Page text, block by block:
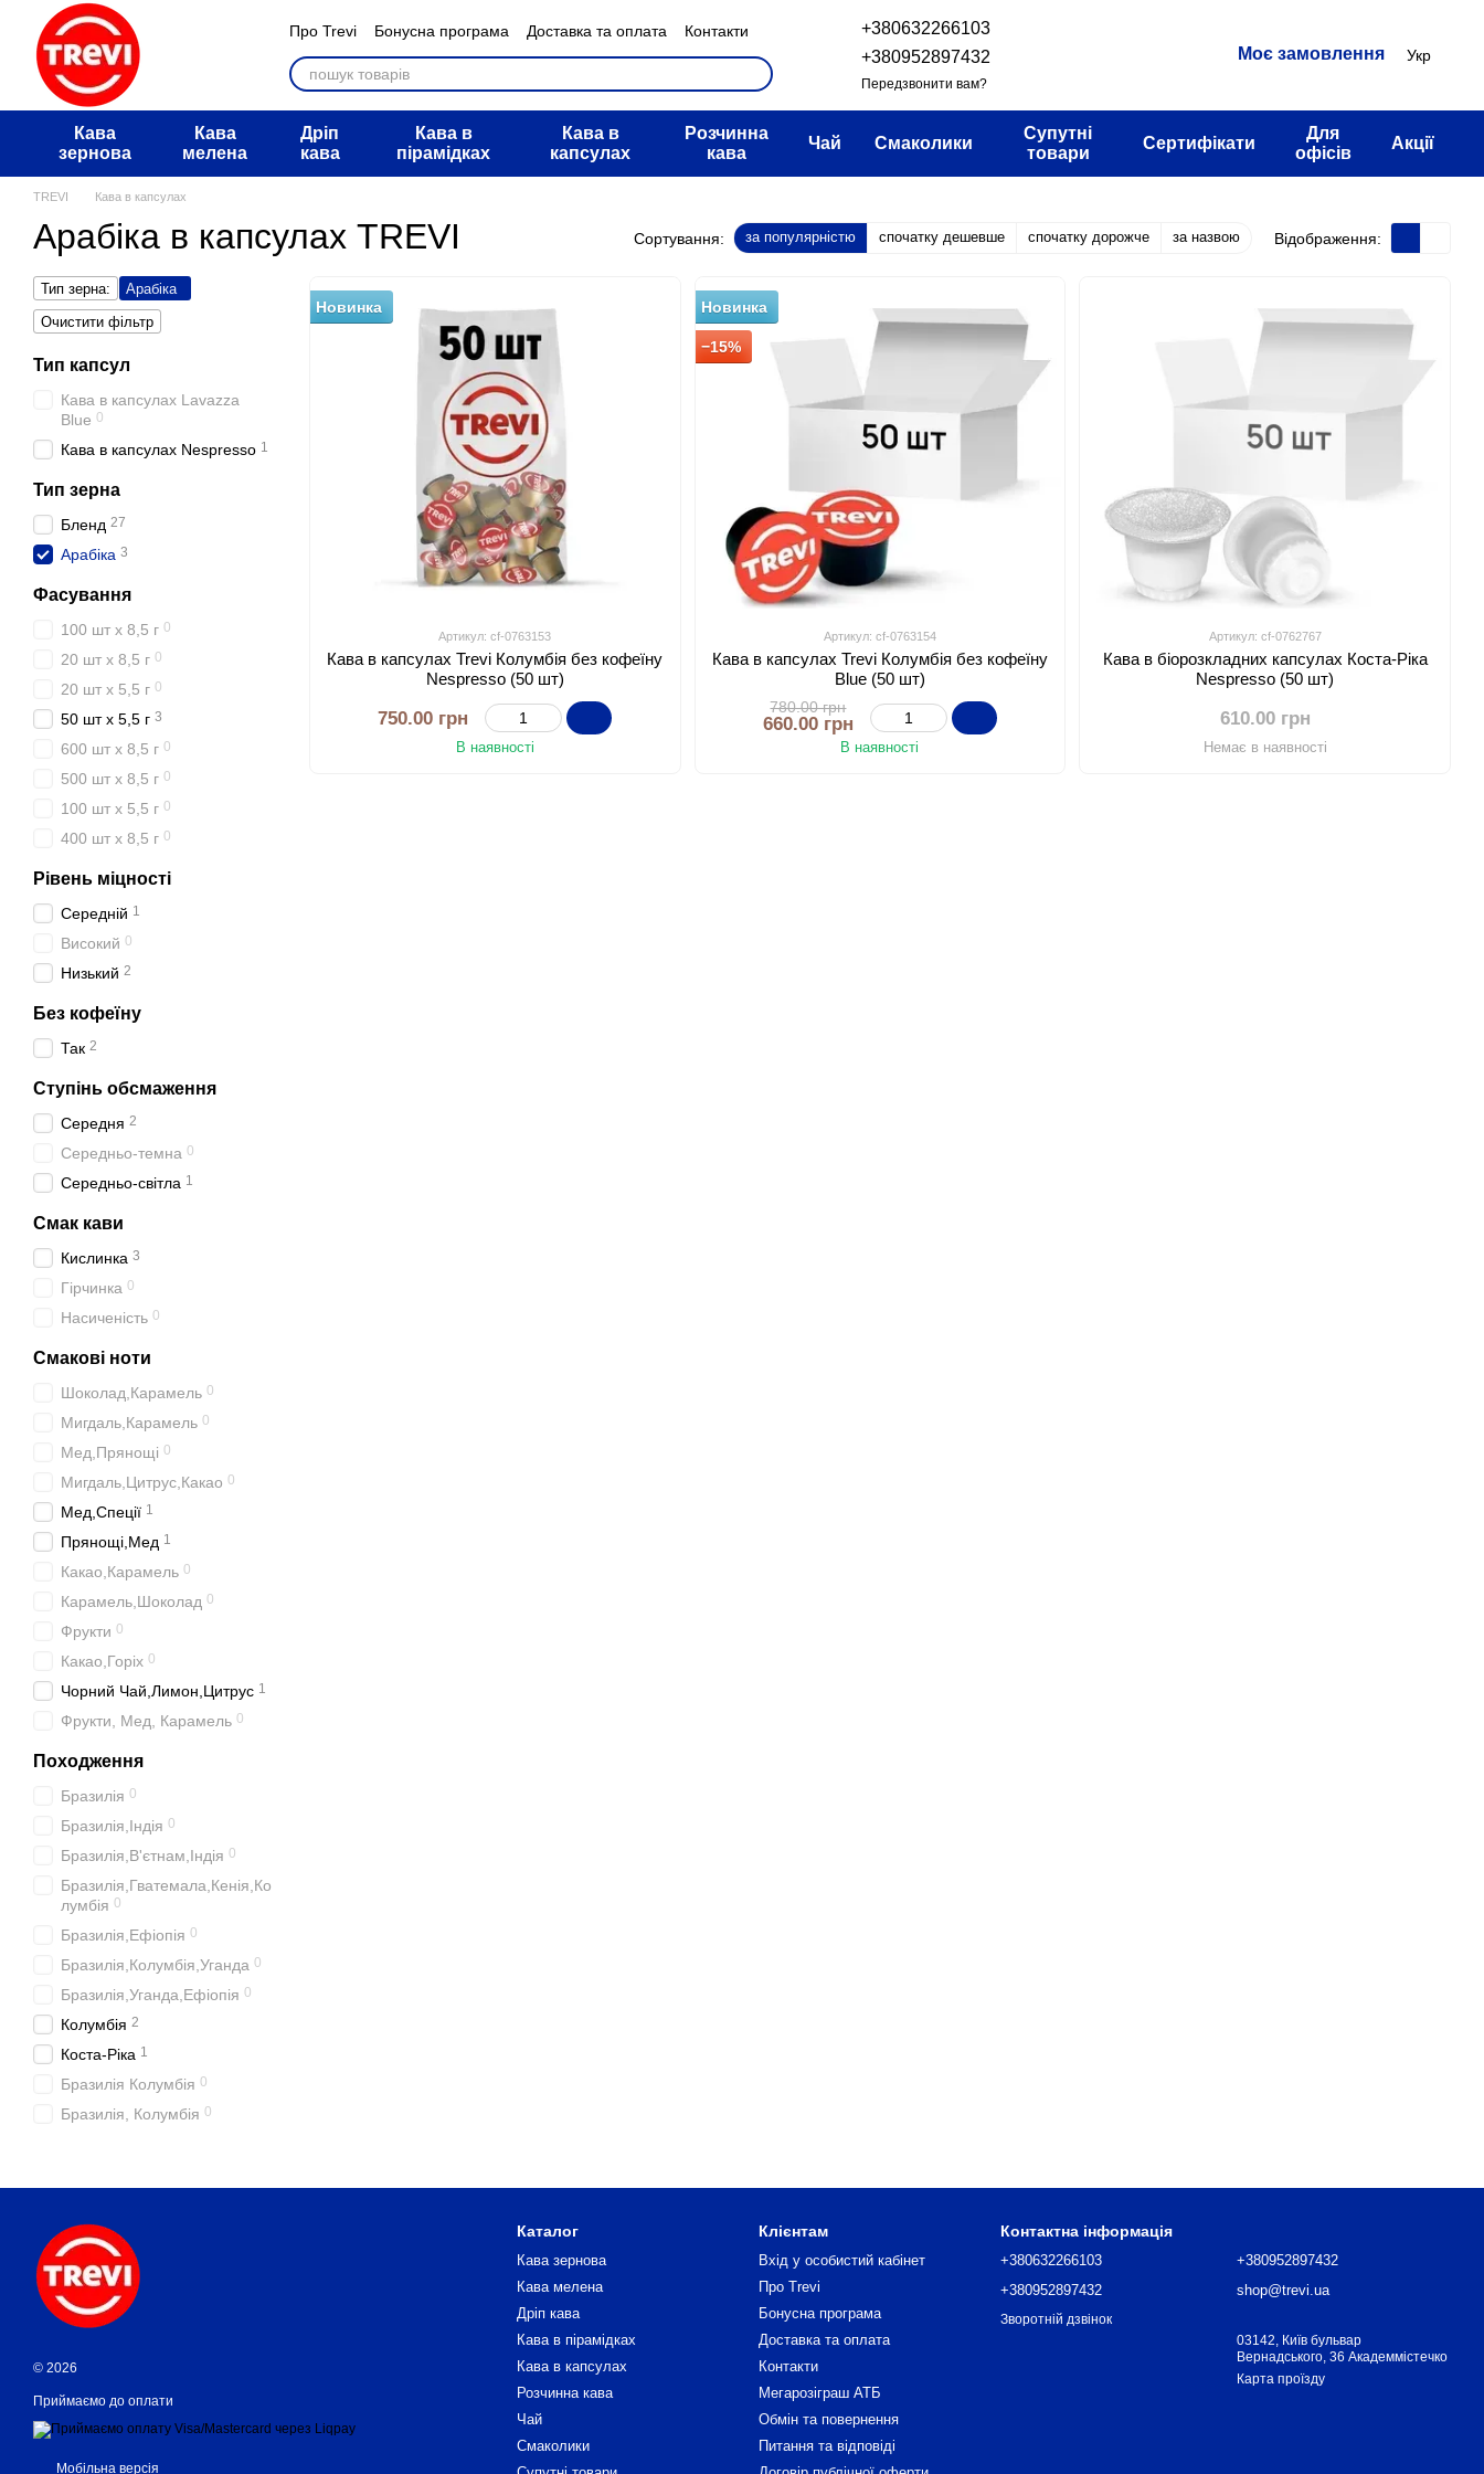
Перейти к основному контенту
Про Trevi Бонусна програма Доставка та оплата
Контакти
Мегарозіграш АТБ
Обмін та повернення
Питання та відповіді
+380632266103
+380952897432
Передзвонити вам?
Моє замовлення Укр
Кава
зернова
Кава
мелена
Дріп
кава
Кава в
пірамідках
Кава в
капсулах
Розчинна
кава
Чай Смаколики
Супутні
товари
Сертифікати
Для
офісів
Акції
TREVI Кава в капсулах
Арабіка в капсулах TREVI Сортування: за популярністю спочатку дешевше спочатку дорожче за назвою Відображення:
Новинка
Артикул: cf-0763153
Кава в капсулах Trevi Колумбія без кофеїну
Nespresso (50 шт)
750.00 грн
В наявності
Новинка
−15%
Артикул: cf-0763154
Кава в капсулах Trevi Колумбія без кофеїну
Blue (50 шт)
780.00 грн
660.00 грн
В наявності
Артикул: cf-0762767
Кава в біорозкладних капсулах Коста-Ріка
Nespresso (50 шт)
610.00 грн
Немає в наявності
Тип зерна:
Арабіка
Очистити фільтр
Тип капсул
Кава в капсулах Lavazza
Blue 0
Кава в капсулах Nespresso 1
Тип зерна
Бленд 27
Арабіка 3
Фасування
100 шт х 8,5 г 0
20 шт х 8,5 г 0
20 шт х 5,5 г 0
50 шт x 5,5 г 3
600 шт х 8,5 г 0
500 шт х 8,5 г 0
100 шт x 5,5 г 0
400 шт х 8,5 г 0
Рівень міцності
Середній 1
Високий 0
Низький 2
Без кофеїну
Так 2
Ступінь обсмаження
Середня 2
Середньо-темна 0
Середньо-світла 1
Смак кави
Кислинка 3
Гірчинка 0
Насиченість 0
Смакові ноти
Шоколад,Карамель 0
Мигдаль,Карамель 0
Мед,Прянощі 0
Мигдаль,Цитрус,Какао 0
Мед,Спеції 1
Прянощі,Мед 1
Какао,Карамель 0
Карамель,Шоколад 0
Фрукти 0
Какао,Горіх 0
Чорний Чай,Лимон,Цитрус 1
Фрукти, Мед, Карамель 0
Походження
Бразилія 0
Бразилія,Індія 0
Бразилія,В'єтнам,Індія 0
Бразилія,Гватемала,Кенія,Ко
лумбія 0
Бразилія,Ефіопія 0
Бразилія,Колумбія,Уганда 0
Бразилія,Уганда,Ефіопія 0
Колумбія 2
Коста-Ріка 1
Бразилія Колумбія 0
Бразилія, Колумбія 0
© 2026
Приймаємо до оплати
Мобільна версія
Каталог
Кава зернова
Кава мелена
Дріп кава
Кава в пірамідках
Кава в капсулах
Розчинна кава
Чай
Смаколики
Клієнтам
Вхід у особистий кабінет
Про Trevi
Бонусна програма
Доставка та оплата
Контакти
Мегарозіграш АТБ
Обмін та повернення
Питання та відповіді
Контактна інформація
+380632266103
+380952897432
Зворотній дзвінок
+380952897432
shop@trevi.ua
03142, Київ бульвар
Вернадського, 36 Академмістечко
Карта проїзду